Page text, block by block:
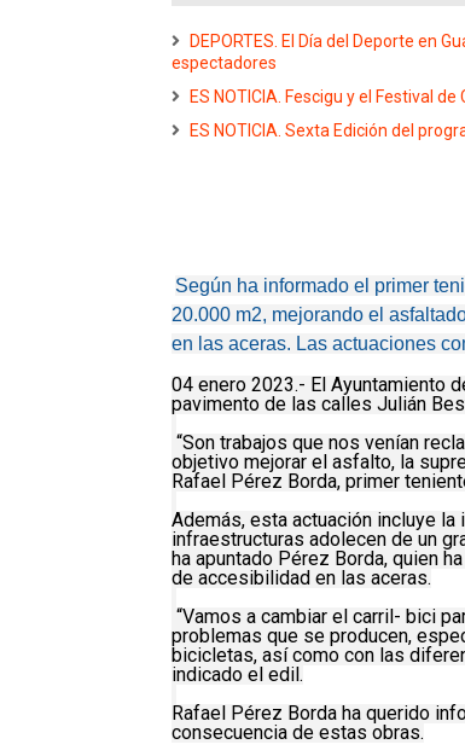
DEPORTES. El Día del Deporte en
espectadores
ES NOTICIA. Fescigu y el Festival
ES NOTICIA. Sexta Edición del
Según ha informado el primer
20.000 m2, mejorando el
en las aceras. Las actuaciones
04 enero 2023.- El Ayuntamiento
pavimento de las calles Julián
“Son trabajos que nos venían
objetivo mejorar el asfalto, la
Rafael Pérez Borda, primer
Además, esta actuación incluye
infraestructuras adolecen de un
ha apuntado Pérez Borda, quien
de accesibilidad en las aceras.
“Vamos a cambiar el carril- bici
problemas que se producen,
bicicletas, así como con las
indicado el edil.
Rafael Pérez Borda ha querido
consecuencia de estas obras.